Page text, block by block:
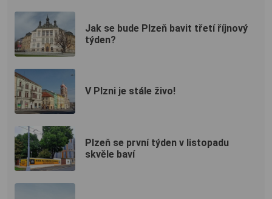
Jak se bude Plzeň bavit třetí říjnový
týden?
V Plzni je stále živo!
Plzeň se první týden v listopadu
skvěle baví